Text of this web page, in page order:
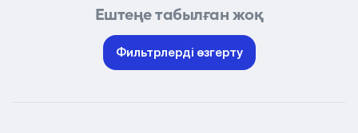
Ештеңе табылған жоқ
Фильтрлерді өзгерту